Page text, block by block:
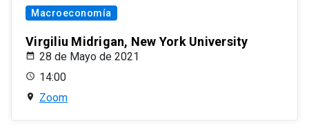
Macroeconomía
Virgiliu Midrigan, New York University
28 de Mayo de 2021
14:00
Zoom